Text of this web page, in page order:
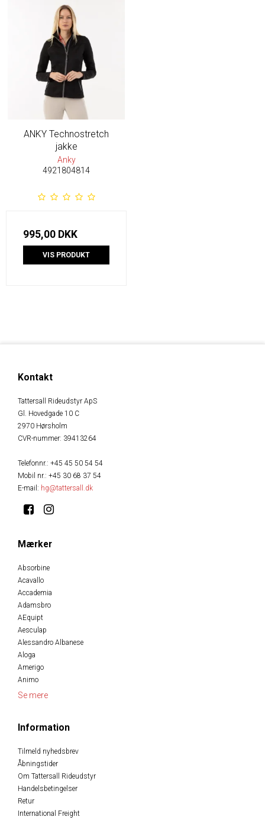
ANKY Technostretch
jakke
Anky
4921804814
995,00 DKK
VIS PRODUKT
Kontakt
Tattersall Rideudstyr ApS
Gl. Hovedgade 10 C
2970 Hørsholm
CVR-nummer: 39413264
Telefonnr.: +45 45 50 54 54
Mobil nr.: +45 30 68 37 54
E-mail : hg@tattersall.dk
Mærker
Absorbine
Acavallo
Accademia
Adamsbro
AEquipt
Aesculap
Alessandro Albanese
Aloga
Amerigo
Animo
Se mere
Information
Tilmeld nyhedsbrev
Åbningstider
Om Tattersall Rideudstyr
Handelsbetingelser
Retur
International Freight